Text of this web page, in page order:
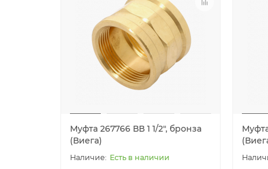
Муфта 267766 ВВ 1 1/2", бронза
(Виега)
Есть в наличии